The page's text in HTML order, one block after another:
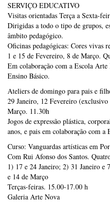
SERVIÇO EDUCATIVO
Visitas orientadas Terça a Sexta-
Dirigidas a todo o tipo de grupos,
âmbito pedagógico.
Oficinas pedagógicas: Cores vivas
1 e 15 de Fevereiro, 8 de Março.
Em colaboração com a Escola
Ensino Básico.
Ateliers de domingo para pais e
29 Janeiro, 12 Fevereiro
Março. 11.30h
Jogos de expressão plástica,
anos, e pais em colaboração com
Curso: Vanguardas artísticas em
Com Rui Afonso dos Santos.
1) 17 e 24 Janeiro; 2) 31 Janeiro
e 14 de Março
Terças-feiras. 15.00-17.00 h
Galeria Arte Nova